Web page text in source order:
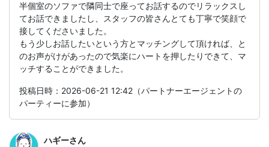
半個室のソファで隣同士で座ってお話するのでリラックスし
てお話できましたし、スタッフの皆さんとても丁寧で笑顔で
接してくださいました。
もう少しお話したいという方とマッチングして頂ければ、と
のお声がけがあったので気楽にハートを押したりできて、マ
ッチすることができました。
投稿日時：2026-06-21 12:42（パートナーエージェントの
パーティーに参加）
ハギーさん